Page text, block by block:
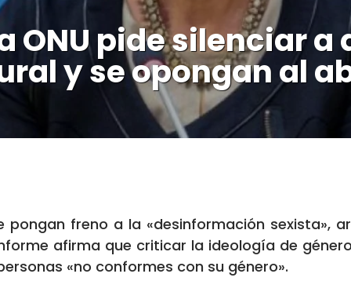
ONU pide silenciar
y se opongan al
freno a la «desinformación sexista»,
afirma que criticar la ideología de
«no conformes con su género».